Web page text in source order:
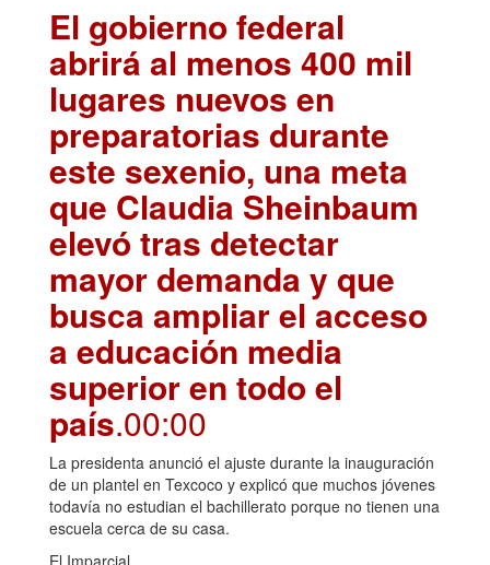
El gobierno federal
abrirá al menos 400 mil
lugares nuevos en
preparatorias durante
este sexenio, una meta
que Claudia Sheinbaum
elevó tras detectar
mayor demanda y que
busca ampliar el acceso
a educación media
superior en todo el
país.00:00
La presidenta anunció el ajuste durante la inauguración
de un plantel en Texcoco y explicó que muchos jóvenes
todavía no estudian el bachillerato porque no tienen una
escuela cerca de su casa.
El Imparcial